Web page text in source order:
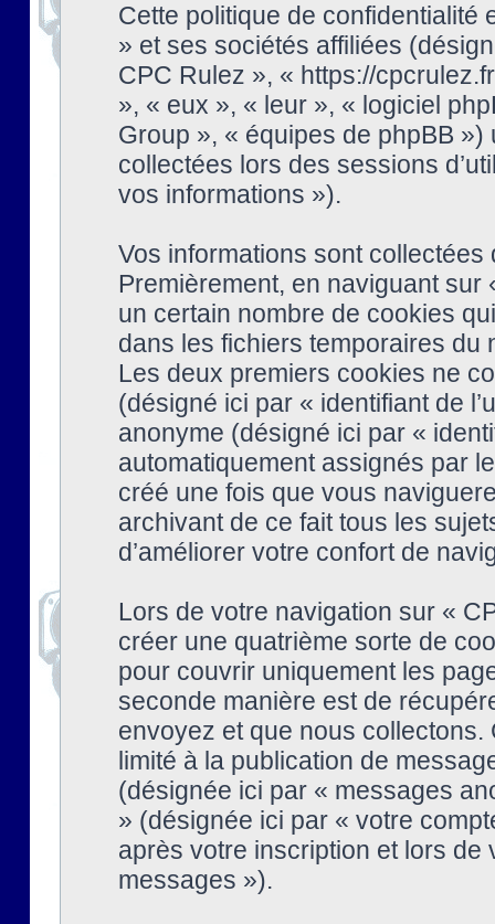
Cette politique de confidentialité
» et ses sociétés affiliées
CPC Rulez », « https://
», « eux », « leur », « logiciel
Group », « équipes de phpBB
collectées lors des sessions
vos informations »).
Vos informations sont
Premièrement, en naviguant
un certain nombre de cookies
dans les fichiers temporaires du
Les deux premiers cookies ne
(désigné ici par « identifiant de
anonyme (désigné ici par «
automatiquement assignés par
créé une fois que vous
archivant de ce fait tous les
d’améliorer votre confort de
Lors de votre navigation sur «
créer une quatrième sorte de
pour couvrir uniquement les
seconde manière est de
envoyez et que nous collectons.
limité à la publication de
(désignée ici par « messages
» (désignée ici par « votre
après votre inscription et lors
messages »).